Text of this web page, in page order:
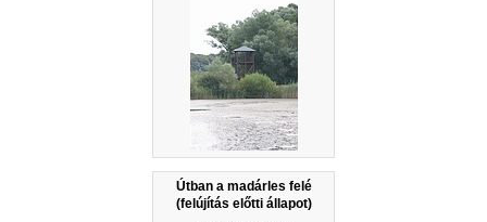
Útban a madárles felé
(felújítás előtti állapot)